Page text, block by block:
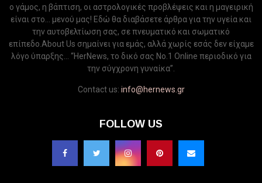
ο γάμος, η βάπτιση, οι αστρολογικές προβλέψεις και η μαγειρική
είναι στο... μενού μας! Εδώ θα διαβάσετε άρθρα για την υγεία και
την αυτοβελτίωση σας, σε πνευματικό και σωματικό
επίπεδο.About Us σημαίνει για εμάς, αλλά χωρίς εσάς δεν είχαμε
λόγο ύπαρξης... “HerNews, το δικό σας Νo.1 Online περιοδικό για
την σύγχρονη γυναίκα”.
Contact us: info@hernews.gr
FOLLOW US